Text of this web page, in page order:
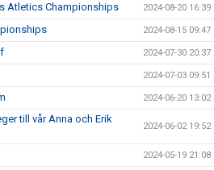
Atletics Championships 2024-08-20 16:39
2024-08-15 09:47
2024-07-30 20:37
2024-07-03 09:51
2024-06-20 13:02
till vår Anna och Erik
2024-06-02 19:52
2024-05-19 21:08